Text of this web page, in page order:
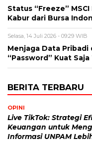
Status “Freeze”
Kabur dari Bursa
Selasa, 14 Juli 2026 - 09:29 WIB
Menjaga Data
“Password” Kuat Saja
BERITA TERBARU
OPINI
Live TikTok: Strategi
Keuangan untuk
Informasi UNPAM